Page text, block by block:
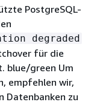
PostgreSQL-
degraded
für die
blue/green Um
empfehlen wir,
Datenbanken zu